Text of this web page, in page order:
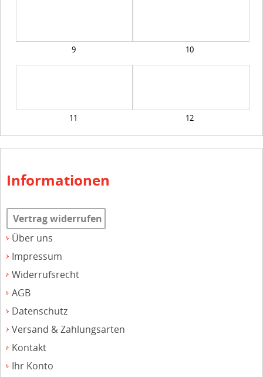
9 10
11 12
Informationen
Vertrag widerrufen
Über uns
Impressum
Widerrufsrecht
AGB
Datenschutz
Versand & Zahlungsarten
Kontakt
Ihr Konto